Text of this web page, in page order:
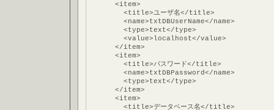
      <item>
        <title>ユーザ名</title>
        <name>txtDBUserName</name>
        <type>text</type>
        <value>localhost</value>
      </item>
      <item>
        <title>パスワード</title>
        <name>txtDBPassword</name>
        <type>text</type>
      </item>
      <item>
        <title>データベース名</title>